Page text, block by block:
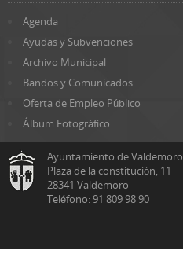
Agenda
Ayudas y Subvenciones
Archivo Municipal
Bandos y Comunicados
Oferta de Empleo Público
Álbum Fotográfico
Ayuntamiento de Valdemoro
Plaza de la constitución, 11
28341 Valdemoro
Teléfono: 91 809 98 90